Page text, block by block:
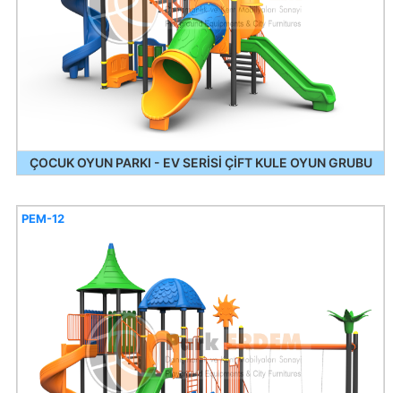
ÇOCUK OYUN PARKI - EV SERİSİ ÇİFT KULE OYUN GRUBU
PEM-12